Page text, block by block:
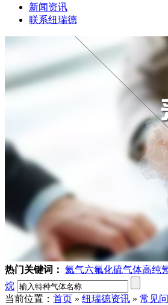
新闻资讯
联系纽瑞德
热门关键词： 氦气六氟化硫气体高纯
烷
当前位置： 首页 » 纽瑞德资讯 » 常见